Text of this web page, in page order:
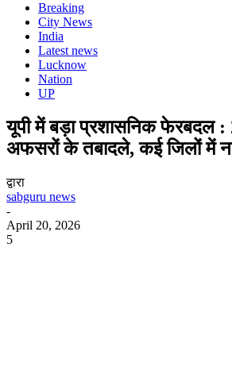
Breaking
City News
India
Latest news
Lucknow
Nation
UP
यूपी में बड़ा प्रशासनिक फेरबदल
अफसरों के तबादले, कई जिलों में
द्वारा
sabguru news
-
April 20, 2026
5